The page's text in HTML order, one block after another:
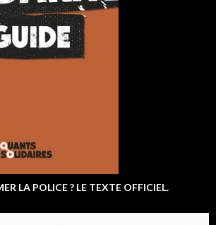
LA POLICE ? LE TEXTE OFFICIEL.